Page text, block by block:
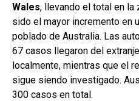
Wales, llevando el total en la
sido el mayor incremento en
poblado de Australia. Las
67 casos llegaron del
localmente, mientras que el
sigue siendo investigado.
300 casos en total.